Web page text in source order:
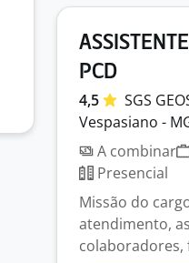
PCD
4,5 SGS
Vespasiano -
A combinar
Presencial
Missão do
atendimento,
colaboradores,